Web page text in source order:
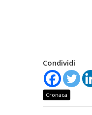
Condividi
Cronaca